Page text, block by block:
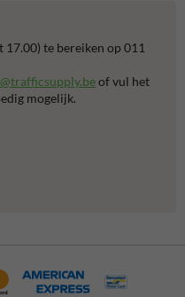
te bereiken op 011
of vul het
mogelijk.